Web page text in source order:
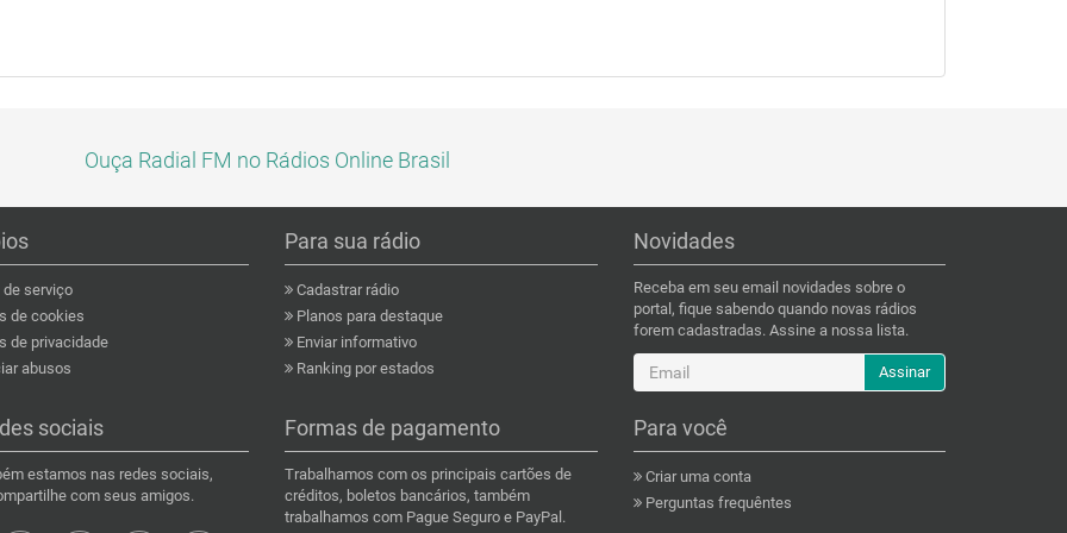
Ouça Radial FM no Rádios Online Brasil
serviço
de cookies
de privacidade
abusos
Para sua rádio
Cadastrar rádio
Planos para destaque
Enviar informativo
Ranking por estados
Novidades
Receba em seu email novidades sobre o
portal, fique sabendo quando novas rádios
forem cadastradas. Assine a nossa lista.
Assinar
sociais
estamos nas redes sociais,
com seus amigos.
Formas de pagamento
Trabalhamos com os principais cartões de
créditos, boletos bancários, também
trabalhamos com Pague Seguro e PayPal.
Para você
Criar uma conta
Perguntas frequêntes